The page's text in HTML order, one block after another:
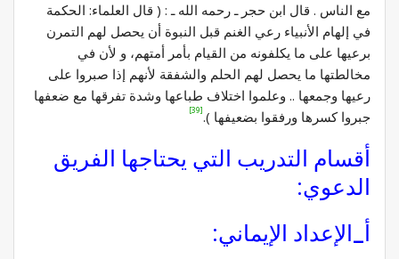
مع الناس . قال ابن حجر ـ رحمه الله ـ : ( قال العلماء: الحكمة
في إلهام الأنبياء رعي الغنم قبل النبوة أن يحصل لهم التمرن
برعيها على ما يكلفونه من القيام بأمر أمتهم، و لأن في
مخالطتها ما يحصل لهم الحلم والشفقة لأنهم إذا صبروا على
رعيها وجمعها .. وعلموا اختلاف طباعها وشدة تفرقها مع ضعفها
جبروا كسرها ورفقوا بضعيفها ).[39]
أقسام التدريب التي يحتاجها الفريق
الدعوي:
أ_الإعداد الإيماني: